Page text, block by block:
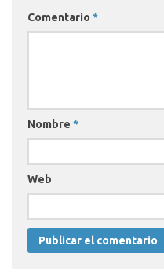
Comentario *
Nombre *
Web